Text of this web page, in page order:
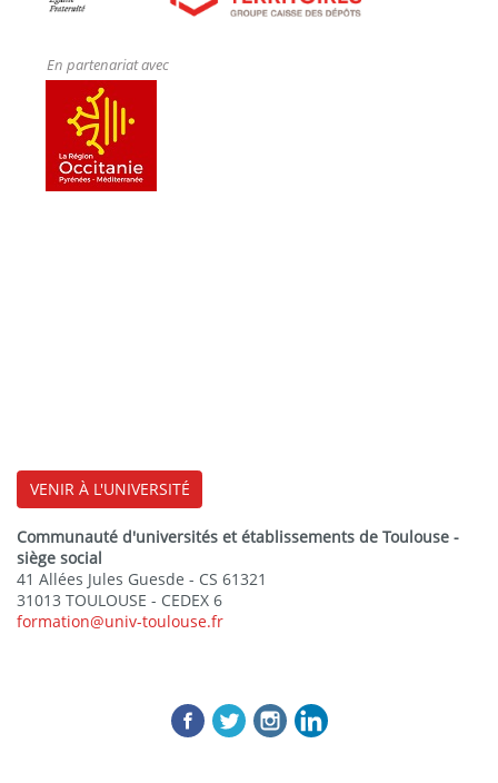
En partenariat avec
VENIR À L'UNIVERSITÉ
Communauté d'universités et établissements de Toulouse -
siège social
41 Allées Jules Guesde - CS 61321
31013 TOULOUSE - CEDEX 6
formation@univ-toulouse.fr